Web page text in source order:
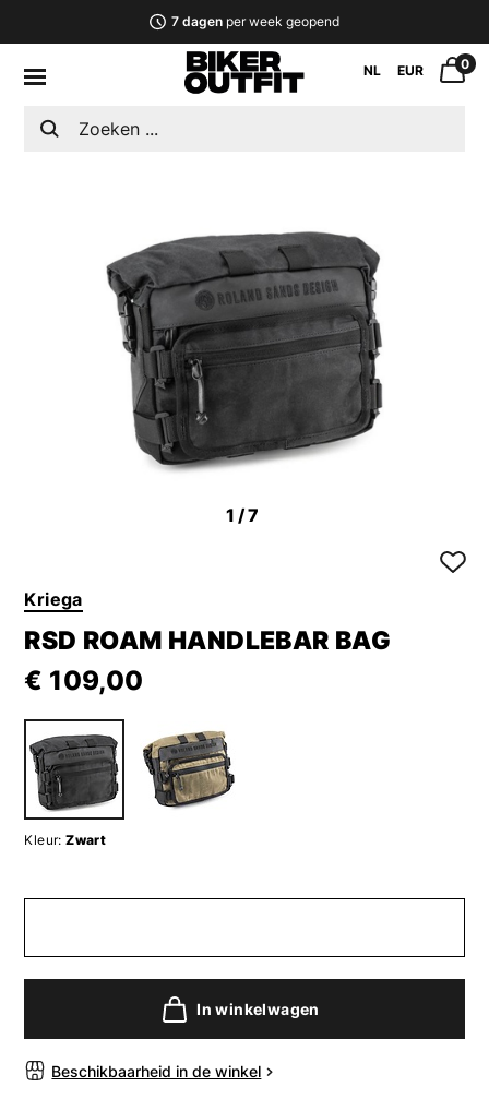
7 dagenper week geopend
NL EUR 0
1/7
Kriega
RSD ROAM HANDLEBAR BAG
€ 109,00
Kleur: Zwart
In winkelwagen
Beschikbaarheid in de winkel